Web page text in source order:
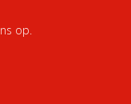
op.